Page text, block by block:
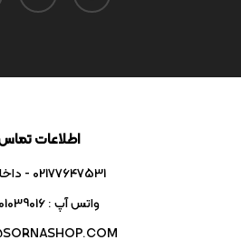
اطلاعات
02177647531 - داخلی ۱۰۲
واتس آپ : 09301039016